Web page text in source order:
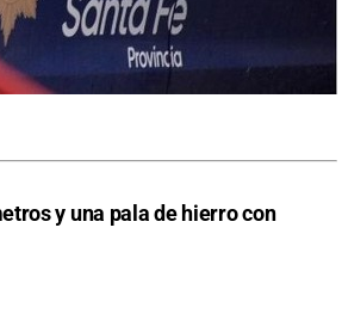
y una pala de hierro con